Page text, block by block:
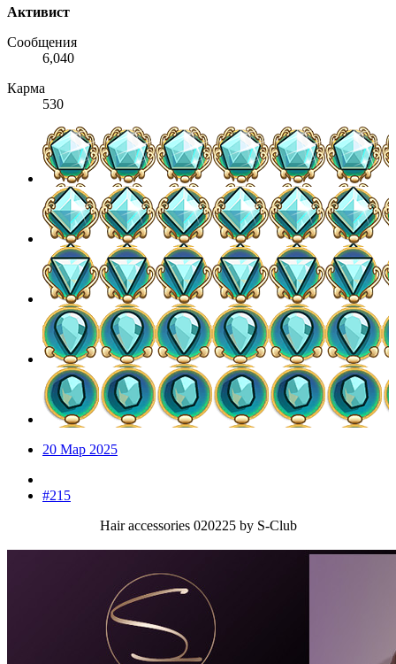
Активист
Сообщения
6,040
Карма
530
20 Мар 2025
#215
Hair accessories 020225 by S-Club